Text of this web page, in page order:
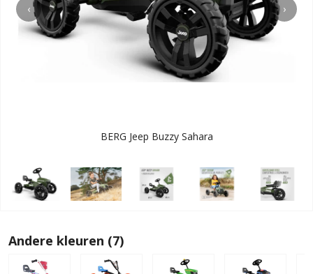
‹ ›
BERG Jeep Buzzy Sahara
Andere kleuren (7)